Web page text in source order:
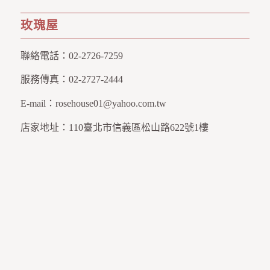
玫瑰屋
聯絡電話： 02-2726-7259
服務傳真： 02-2727-2444
E-mail： rosehouse01@yahoo.com.tw
店家地址： 110臺北市信義區松山路622號1樓